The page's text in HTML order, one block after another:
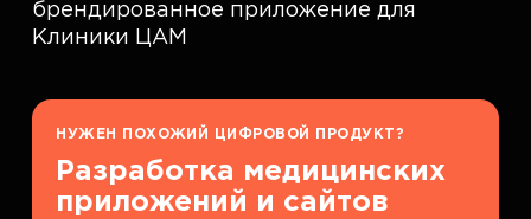
брендированное приложение для
Клиники ЦАМ
НУЖЕН ПОХОЖИЙ ЦИФРОВОЙ ПРОДУКТ?
Разработка медицинских
приложений и сайтов